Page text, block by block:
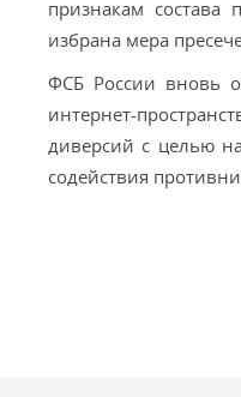
признакам состава
избрана мера
ФСБ России вновь
интернет-
диверсий с целью
содействия